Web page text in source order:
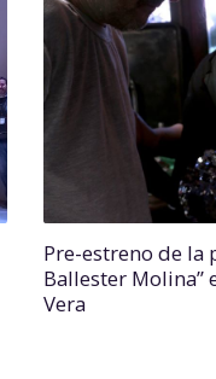
Pre-estreno de la
Ballester Molina”
Vera